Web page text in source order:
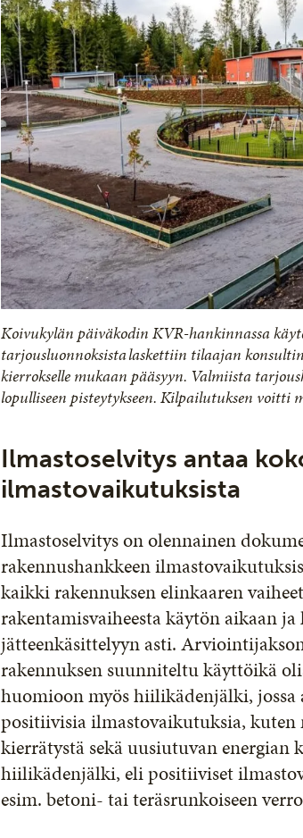
Koivukylän päiväkodin KVR-hankinnassa
tarjousluonnoksista laskettiin tilaajan
kierrokselle mukaan pääsyyn. Valmiista
lopulliseen pisteytykseen. Kilpailutuksen
Ilmastoselvitys antaa
ilmastovaikutuksista
Ilmastoselvitys on olennainen
rakennushankkeen
kaikki rakennuksen elinkaaren
rakentamisvaiheesta käytön aikaan
jätteenkäsittelyyn asti.
rakennuksen suunniteltu käyttöikä
huomioon myös hiilikädenjälki,
positiivisia ilmastovaikutuksia,
kierrätystä sekä uusiutuvan energian
hiilikädenjälki, eli positiiviset
esim. betoni- tai teräsrunkoiseen